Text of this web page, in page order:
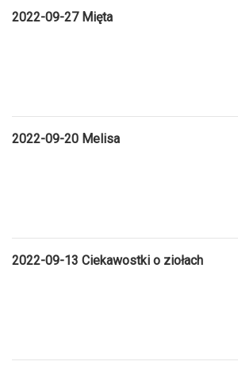
2022-09-27 Mięta
2022-09-20 Melisa
2022-09-13 Ciekawostki o ziołach